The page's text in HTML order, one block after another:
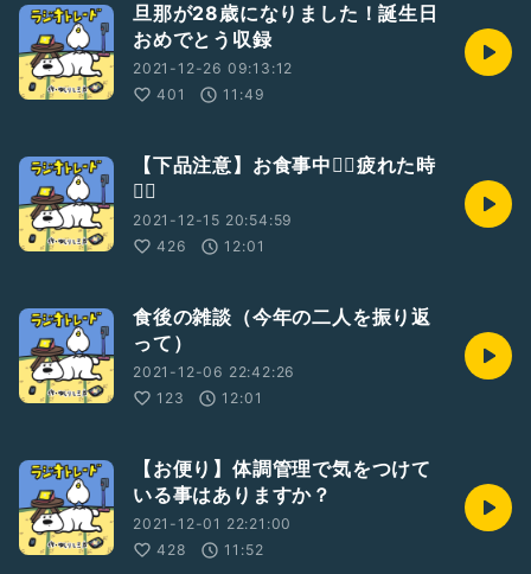
旦那が28歳になりました！誕生日
おめでとう収録
2021-12-26 09:13:12
401
11:49
【下品注意】お食事中🙅‍♂️疲れた時
🙆‍♀️
2021-12-15 20:54:59
426
12:01
食後の雑談（今年の二人を振り返
って）
2021-12-06 22:42:26
123
12:01
【お便り】体調管理で気をつけて
いる事はありますか？
2021-12-01 22:21:00
428
11:52